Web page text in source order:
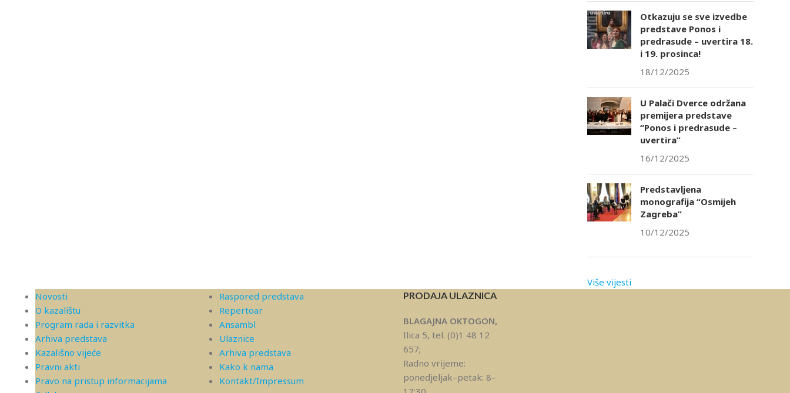
Otkazuju se sve izvedbe
predstave Ponos i
predrasude – uvertira 18.
i 19. prosinca!
18/12/2025
U Palači Dverce održana
premijera predstave
“Ponos i predrasude –
uvertira”
16/12/2025
Predstavljena
monografija “Osmijeh
Zagreba”
10/12/2025
Više vijesti
Novosti
O kazalištu
Program rada i razvitka
Arhiva predstava
Kazališno vijeće
Pravni akti
Pravo na pristup informacijama
Raspored predstava
Repertoar
Ansambl
Ulaznice
Arhiva predstava
Kako k nama
Kontakt/Impressum
PRODAJA ULAZNICA
BLAGAJNA OKTOGON,
Ilica 5, tel. (0)1 48 12
657;
Radno vrijeme:
ponedjeljak–petak: 8–